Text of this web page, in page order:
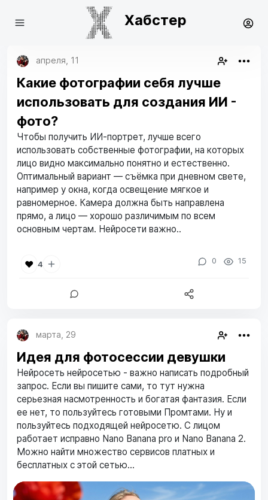
Хабстер
апреля, 11
Какие фотографии себя лучше
использовать для создания ИИ -
фото?
Чтобы получить ИИ-портрет, лучше всего
использовать собственные фотографии, на которых
лицо видно максимально понятно и естественно.
Оптимальный вариант — съёмка при дневном свете,
например у окна, когда освещение мягкое и
равномерное. Камера должна быть направлена
прямо, а лицо — хорошо различимым по всем
основным чертам. Нейросети важно..
❤️ 4 0 15
марта, 29
Идея для фотосессии девушки
Нейросеть нейросетью - важно написать подробный
запрос. Если вы пишите сами, то тут нужна
серьезная насмотренность и богатая фантазия. Если
ее нет, то пользуйтесь готовыми Промтами. Ну и
пользуйтесь подходящей нейросетю. С лицом
работает исправно Nano Banana pro и Nano Banana 2.
Можно найти множество сервисов платных и
бесплатных с этой сетью...